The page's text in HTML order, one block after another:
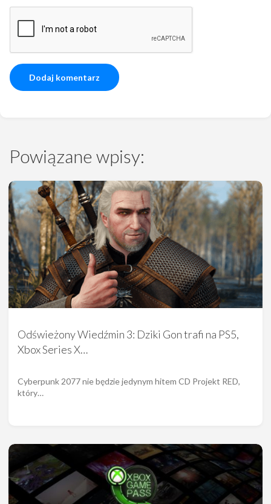
Powiązane wpisy:
Odświeżony Wiedźmin 3: Dziki Gon trafi na PS5,
Xbox Series X…
Cyberpunk 2077 nie będzie jedynym hitem CD Projekt RED,
który…